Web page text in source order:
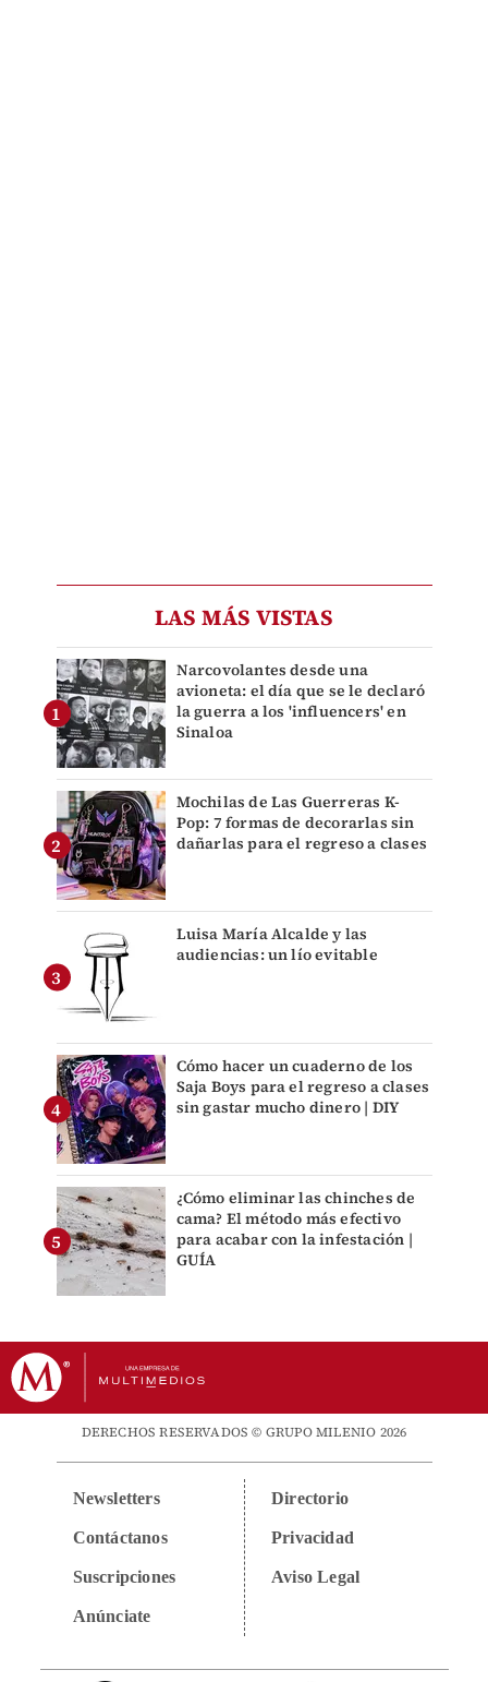
LAS MÁS VISTAS
Narcovolantes desde una
avioneta: el día que se le declaró
la guerra a los 'influencers' en
Sinaloa
Mochilas de Las Guerreras K-
Pop: 7 formas de decorarlas sin
dañarlas para el regreso a clases
Luisa María Alcalde y las
audiencias: un lío evitable
Cómo hacer un cuaderno de los
Saja Boys para el regreso a clases
sin gastar mucho dinero | DIY
¿Cómo eliminar las chinches de
cama? El método más efectivo
para acabar con la infestación |
GUÍA
DERECHOS RESERVADOS © GRUPO MILENIO 2026
Newsletters
Contáctanos
Suscripciones
Anúnciate
Directorio
Privacidad
Aviso Legal